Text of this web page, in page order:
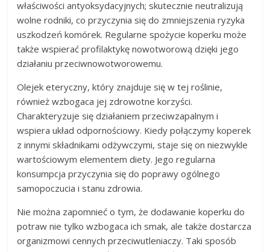
właściwości antyoksydacyjnych; skutecznie neutralizują
wolne rodniki, co przyczynia się do zmniejszenia ryzyka
uszkodzeń komórek. Regularne spożycie koperku może
także wspierać profilaktykę nowotworową dzięki jego
działaniu przeciwnowotworowemu.
Olejek eteryczny, który znajduje się w tej roślinie,
również wzbogaca jej zdrowotne korzyści.
Charakteryzuje się działaniem przeciwzapalnym i
wspiera układ odpornościowy. Kiedy połączymy koperek
z innymi składnikami odżywczymi, staje się on niezwykle
wartościowym elementem diety. Jego regularna
konsumpcja przyczynia się do poprawy ogólnego
samopoczucia i stanu zdrowia.
Nie można zapomnieć o tym, że dodawanie koperku do
potraw nie tylko wzbogaca ich smak, ale także dostarcza
organizmowi cennych przeciwutleniaczy. Taki sposób